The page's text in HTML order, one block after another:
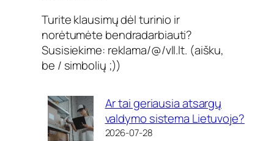
Turite klausimų dėl turinio ir
norėtumėte bendradarbiauti?
Susisiekime: reklama/@/vll.lt. (aišku,
be / simbolių ;))
Ar tai geriausia atsargų
valdymo sistema Lietuvoje?
2026-07-28